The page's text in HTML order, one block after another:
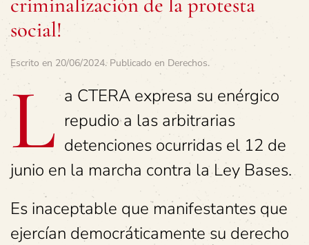
social!
Escrito en 20/06/2024. Publicado en Derechos.
L a CTERA expresa su enérgico
repudio a las arbitrarias
detenciones ocurridas el 12 de
junio en la marcha contra la Ley Bases.
Es inaceptable que manifestantes que
ejercían democráticamente su derecho